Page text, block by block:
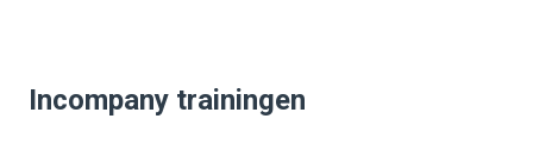
Brandbestrijding & Ontruiming
BHV Herhaling:
NIBHV Herhalingscertificaat BHV
Incompany trainingen